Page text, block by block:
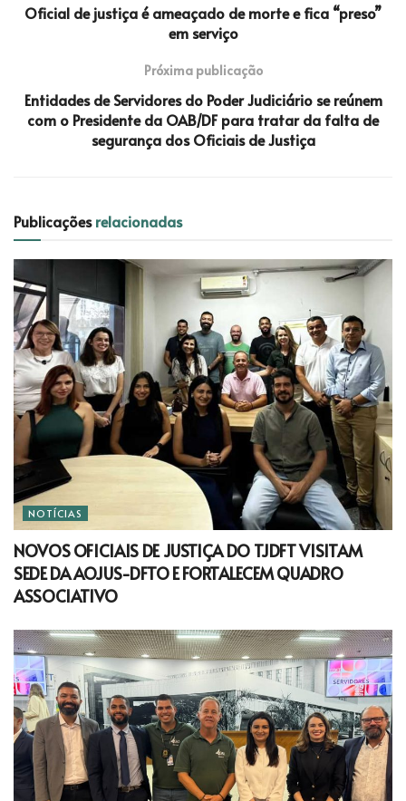
Oficial de justiça é ameaçado de morte e fica “preso”
em serviço
Próxima publicação
Entidades de Servidores do Poder Judiciário se reúnem
com o Presidente da OAB/DF para tratar da falta de
segurança dos Oficiais de Justiça
Publicaçõesrelacionadas
NOTÍCIAS
NOVOS OFICIAIS DE JUSTIÇA DO TJDFT VISITAM
SEDE DA AOJUS-DFTO E FORTALECEM QUADRO
ASSOCIATIVO